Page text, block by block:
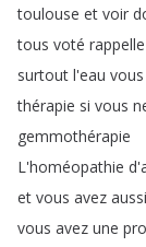
toulouse et voir
tous voté rappelle
surtout l'eau vous
thérapie si vous
gemmothérapie
L'homéopathie
et vous avez aussi
vous avez une